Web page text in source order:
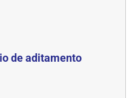
de aditamento